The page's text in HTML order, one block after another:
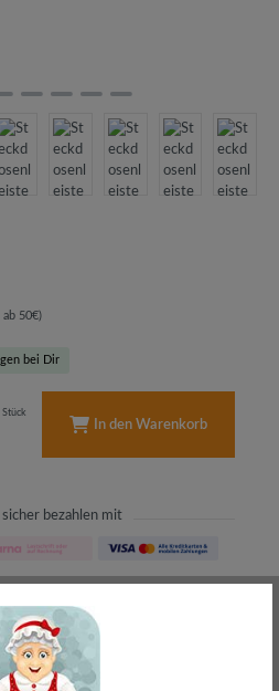
50€)
bei Dir
Stück
In den Warenkorb
sicher bezahlen mit